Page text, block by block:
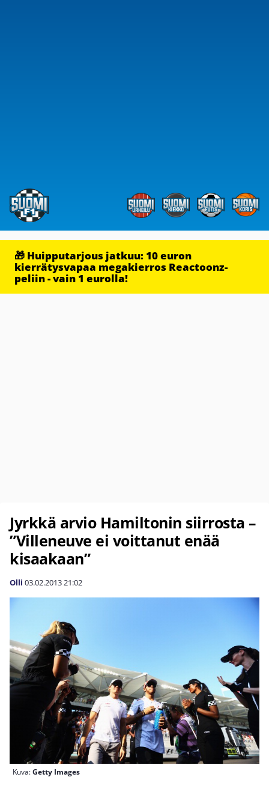
🎁 Huipputarjous jatkuu: 10 euron
kierrätysvapaa megakierros Reactoonz-
peliin - vain 1 eurolla!
Jyrkkä arvio Hamiltonin siirrosta –
”Villeneuve ei voittanut enää
kisaakaan”
Olli 03.02.201321:02
Kuva:Getty Images